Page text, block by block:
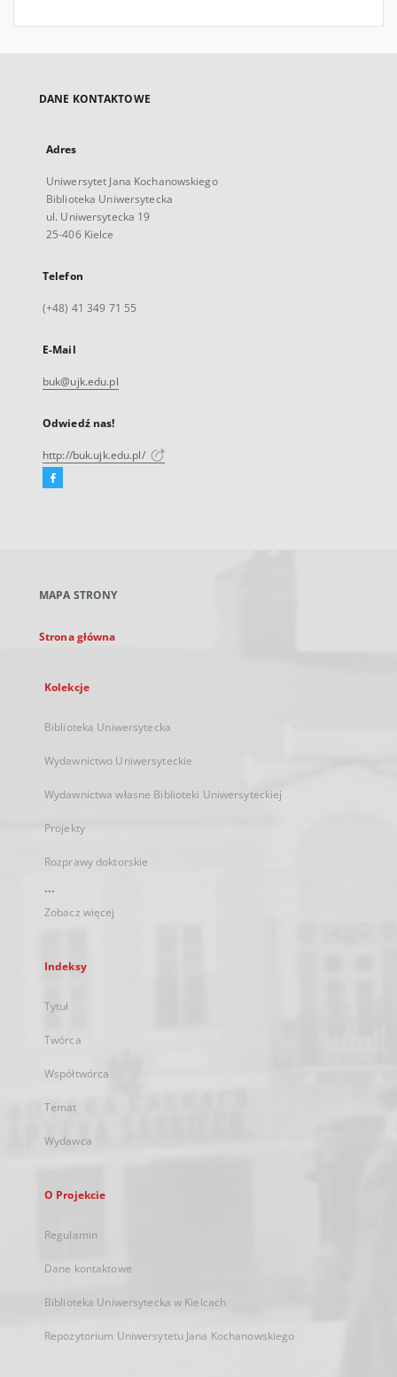
DANE KONTAKTOWE
Adres
Uniwersytet Jana Kochanowskiego
Biblioteka Uniwersytecka
ul. Uniwersytecka 19
25-406 Kielce
Telefon
(+48) 41 349 71 55
E-Mail
buk@ujk.edu.pl
Odwiedź nas!
http://buk.ujk.edu.pl/
Facebook
karcie
MAPA STRONY
Strona główna
Kolekcje
Biblioteka Uniwersytecka
Wydawnictwo Uniwersyteckie
Wydawnictwa własne Biblioteki Uniwersyteckiej
Projekty
Rozprawy doktorskie
...
Zobacz więcej
Indeksy
Tytuł
Twórca
Współtwórca
Temat
Wydawca
O Projekcie
Regulamin
Dane kontaktowe
Biblioteka Uniwersytecka w Kielcach
Repozytorium Uniwersytetu Jana Kochanowskiego